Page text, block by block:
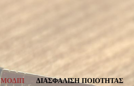
ΜΟΔΙΠ ΔΙΑΣΦΑΛΙΣΗ ΠΟΙΟΤΗΤΑΣ